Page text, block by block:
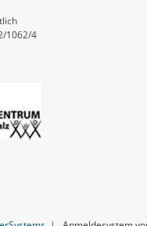
1062/4